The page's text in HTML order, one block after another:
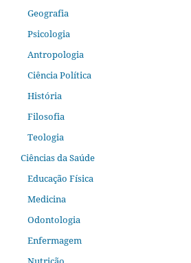
Geografia
Psicologia
Antropologia
Ciência Política
História
Filosofia
Teologia
Ciências da Saúde
Educação Física
Medicina
Odontologia
Enfermagem